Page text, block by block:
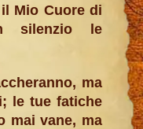
Mio Cuore di
silenzio le
ma
le tue fatiche
mai vane, ma